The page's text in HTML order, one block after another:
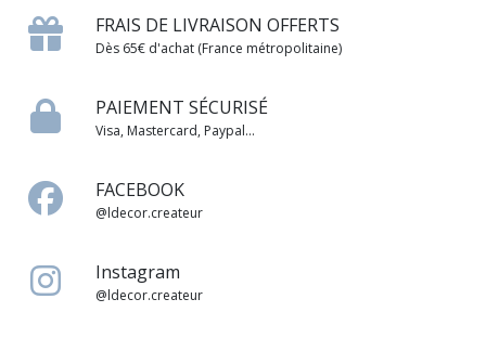
FRAIS DE LIVRAISON OFFERTS
Dès 65€ d'achat (France métropolitaine)
PAIEMENT SÉCURISÉ
Visa, Mastercard, Paypal...
FACEBOOK
@ldecor.createur
Instagram
@ldecor.createur